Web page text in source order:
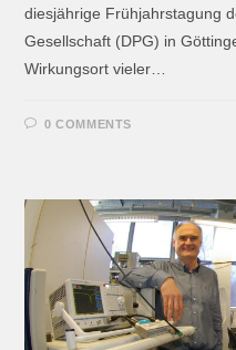
diesjährige Frühjahrstagung
Gesellschaft (DPG) in
Wirkungsort vieler…
0 COMMENTS